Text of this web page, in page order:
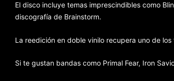
El disco incluye temas imprescindibles como
discografía de Brainstorm.
La reedición en doble vinilo recupera uno de
Si te gustan bandas como Primal Fear, Iron